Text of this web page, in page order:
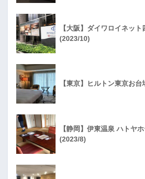
【大阪】ダイワロイネッ
(2023/10)
【東京】ヒルトン東京お
【静岡】伊東温泉 ハトヤ
(2023/8)